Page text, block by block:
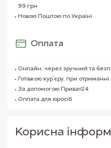
99 грн
Новою Поштою по Україні
Оплата
Онлайн, через зручний та
Готівкою кур`єру, при
За допомогою Приват24
Оплата для юросіб
Корисна